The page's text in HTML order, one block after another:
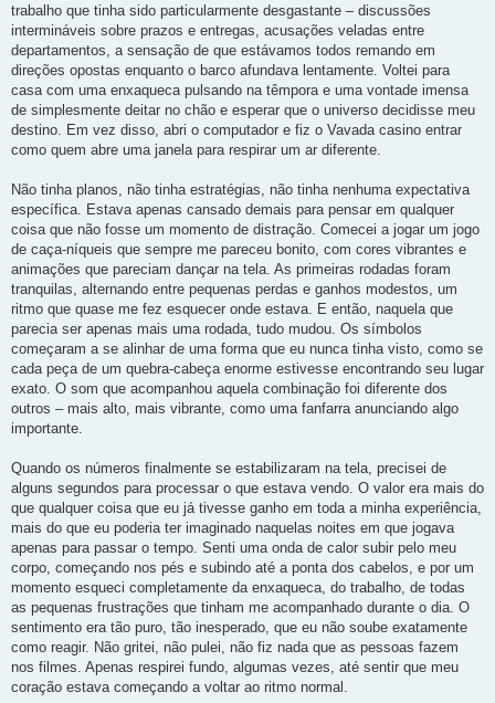
trabalho que tinha sido particularmente desgastante – discussões
intermináveis sobre prazos e entregas, acusações veladas entre
departamentos, a sensação de que estávamos todos remando em
direções opostas enquanto o barco afundava lentamente. Voltei para
casa com uma enxaqueca pulsando na têmpora e uma vontade imensa
de simplesmente deitar no chão e esperar que o universo decidisse meu
destino. Em vez disso, abri o computador e fiz o Vavada casino entrar
como quem abre uma janela para respirar um ar diferente.
Não tinha planos, não tinha estratégias, não tinha nenhuma expectativa
específica. Estava apenas cansado demais para pensar em qualquer
coisa que não fosse um momento de distração. Comecei a jogar um jogo
de caça-níqueis que sempre me pareceu bonito, com cores vibrantes e
animações que pareciam dançar na tela. As primeiras rodadas foram
tranquilas, alternando entre pequenas perdas e ganhos modestos, um
ritmo que quase me fez esquecer onde estava. E então, naquela que
parecia ser apenas mais uma rodada, tudo mudou. Os símbolos
começaram a se alinhar de uma forma que eu nunca tinha visto, como se
cada peça de um quebra-cabeça enorme estivesse encontrando seu lugar
exato. O som que acompanhou aquela combinação foi diferente dos
outros – mais alto, mais vibrante, como uma fanfarra anunciando algo
importante.
Quando os números finalmente se estabilizaram na tela, precisei de
alguns segundos para processar o que estava vendo. O valor era mais do
que qualquer coisa que eu já tivesse ganho em toda a minha experiência,
mais do que eu poderia ter imaginado naquelas noites em que jogava
apenas para passar o tempo. Senti uma onda de calor subir pelo meu
corpo, começando nos pés e subindo até a ponta dos cabelos, e por um
momento esqueci completamente da enxaqueca, do trabalho, de todas
as pequenas frustrações que tinham me acompanhado durante o dia. O
sentimento era tão puro, tão inesperado, que eu não soube exatamente
como reagir. Não gritei, não pulei, não fiz nada que as pessoas fazem
nos filmes. Apenas respirei fundo, algumas vezes, até sentir que meu
coração estava começando a voltar ao ritmo normal.